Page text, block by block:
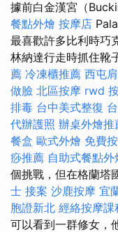
據前白金漢宮（
餐點外燴 按摩店
最喜歡許多比利時巧
林納達行走時抓住靴
薦 冷凍櫃推薦 西屯
做臉 北區按摩 rwd
排毒 台中美式整復
代辦護照 辦桌外燴推
餐盒 歐式外燴 免費
痧推薦 自助式餐點外
個挑戰，但在格蘭塔
士 接案 沙鹿按摩 宜
胞證新北 經絡按摩課
可以看到一群修女，